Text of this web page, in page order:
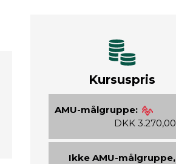
Kursuspris
AMU-målgruppe:
DKK 3.270,00
Ikke AMU-målgruppe,